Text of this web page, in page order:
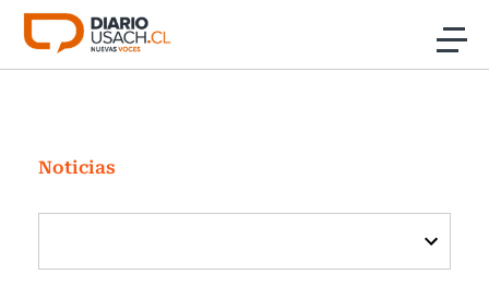
Click acá para ir directamente al contenido
Investigación
Cultura
Programas Radio y TV Usach
Noticias